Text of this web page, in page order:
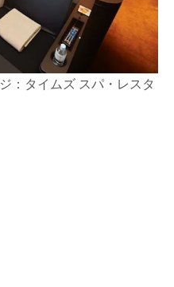
：タイムズ スパ・レスタ